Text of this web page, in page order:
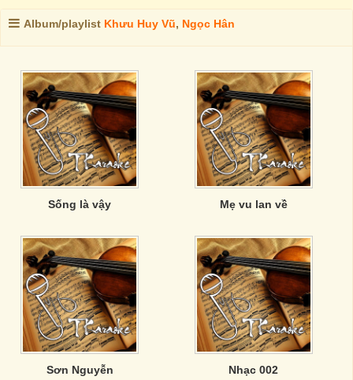
Album/playlist Khưu Huy Vũ, Ngọc Hân
Sống là vậy Mẹ vu lan về
Sơn Nguyễn Nhạc 002